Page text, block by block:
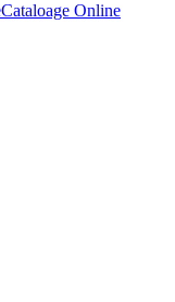
Cataloage Online